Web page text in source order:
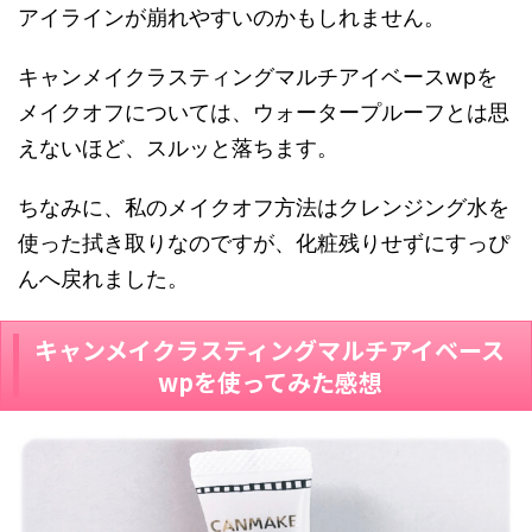
アイラインが崩れやすいのかもしれません。
キャンメイクラスティングマルチアイベースwpを
メイクオフについては、ウォータープルーフとは思
えないほど、スルッと落ちます。
ちなみに、私のメイクオフ方法はクレンジング水を
使った拭き取りなのですが、化粧残りせずにすっぴ
んへ戻れました。
キャンメイクラスティングマルチアイベース
wpを使ってみた感想